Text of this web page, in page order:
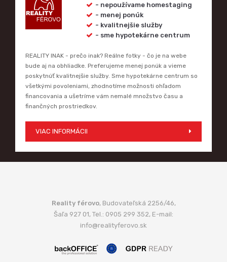
- nepoužívame homestaging
- menej ponúk
- kvalitnejšie služby
- sme hypotekárne centrum
REALITY INAK - prečo inak? Reálne fotky - čo je na webe
bude aj na obhliadke. Preferujeme menej ponúk a vieme
poskytnúť kvalitnejšie služby. Sme hypotekárne centrum so
všetkými povoleniami, zhodnotíme možnosti ohľadom
financovania a ušetríme vám nemalé množstvo času a
finančných prostriedkov.
VIAC INFORMÁCII
Reality férovo, Budovateľská 2256/46,
Šaľa 927 01, Tel.: 0905 299 352, E-mail:
info@realityferovo.sk